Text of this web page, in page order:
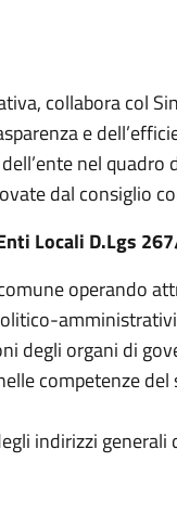
collabora col
e
nel quadro
dal consiglio
Locali D.Lgs
operando
degli organi di
competenze
indirizzi generali